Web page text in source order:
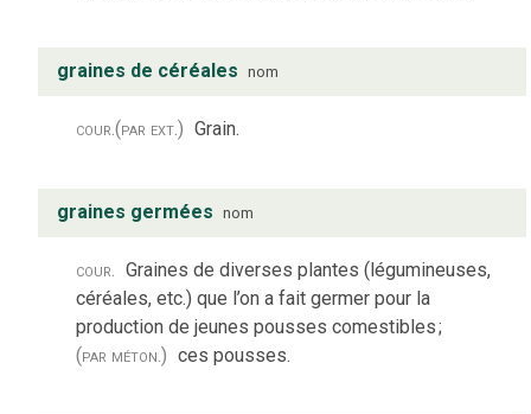
graines de céréales nom
cour.(par ext.) Grain.
graines germées nom
cour. Graines de diverses plantes (légumineuses,
céréales, etc.) que l’on a fait germer pour la
production de jeunes pousses comestibles;
(par méton.) ces pousses.